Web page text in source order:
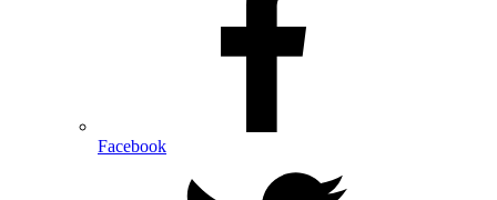
Facebook